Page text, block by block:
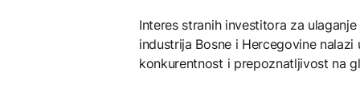
Interes stranih investitora za
industrija Bosne i Hercegovine
konkurentnost i prepoznatljivost na